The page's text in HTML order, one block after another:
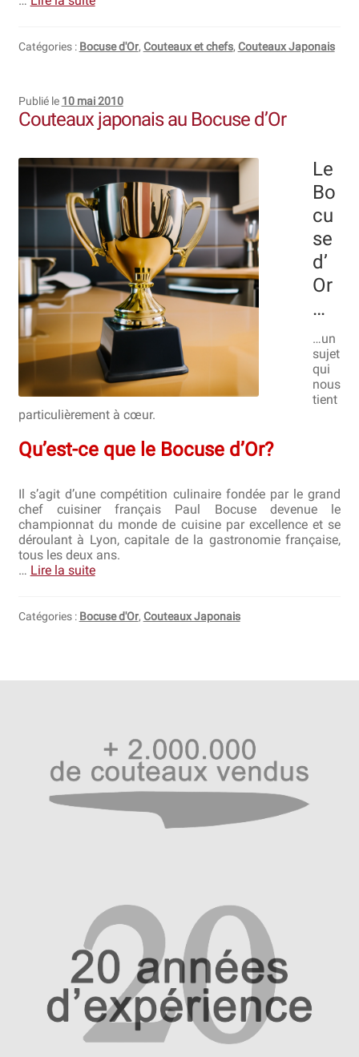
Catégories : Bocuse d'Or, Couteaux et chefs, Couteaux Japonais
Publié le 10 mai 2010
Couteaux japonais au Bocuse d’Or
Le
Bo
cu
se
d’
Or
…
…un
sujet
qui
nous
tient
particulièrement à cœur.
Qu’est-ce que le Bocuse d’Or?
Il s’agit d’une compétition culinaire fondée par le grand
chef cuisiner français Paul Bocuse devenue le
championnat du monde de cuisine par excellence et se
déroulant à Lyon, capitale de la gastronomie française,
tous les deux ans.
… Lire la suite
Catégories : Bocuse d'Or, Couteaux Japonais